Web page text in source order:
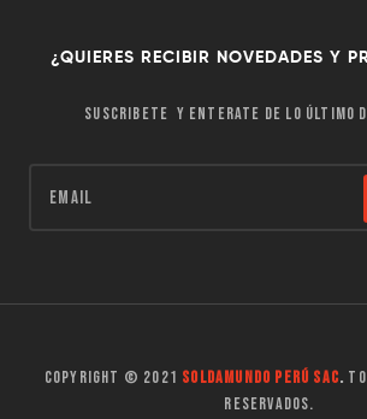
¿QUIERES RECIBIR NOVEDADES Y
Suscribete y enterate de lo último
Copyright © 2021 Soldamundo Perú SAC.
reservados.